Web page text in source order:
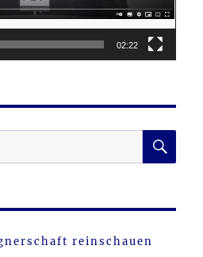
02:22
reinschauen